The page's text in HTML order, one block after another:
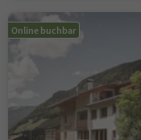
Online buchbar